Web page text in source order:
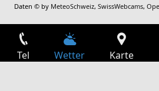
Daten © by MeteoSchweiz,SwissWebcams,
Tel Wetter Karte